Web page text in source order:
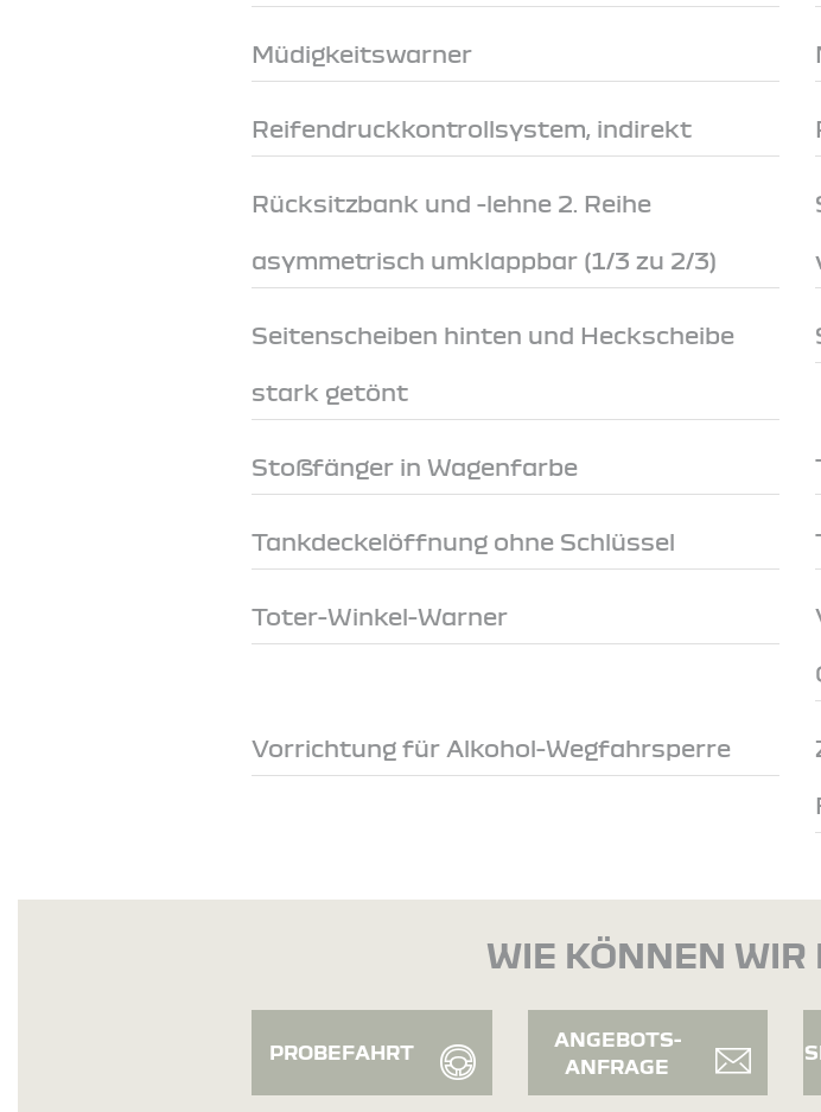
Müdigkeitswarner
Reifendruckkontrollsystem, indirekt
Rücksitzbank und -lehne 2. Reihe
asymmetrisch umklappbar (1/3 zu 2/3)
Seitenscheiben hinten und Heckscheibe
stark getönt
Stoßfänger in Wagenfarbe
Tankdeckelöffnung ohne Schlüssel
Toter-Winkel-Warner
Vorrichtung für Alkohol-Wegfahrsperre
WIE KÖNNEN WIR
PROBEFAHRT
ANGEBOTS-
ANFRAGE